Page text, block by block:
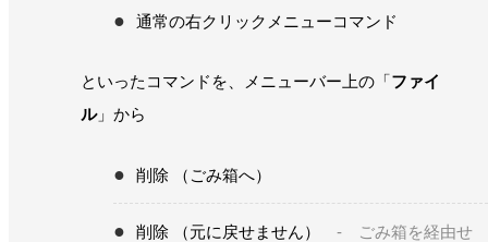
通常の右クリックメニューコマンド
といったコマンドを、メニューバー上の「ファイ
ル」から
削除 （ごみ箱へ）
削除 （元に戻せません） - ごみ箱を経由せ